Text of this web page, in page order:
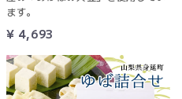
ます。
¥ 4,693